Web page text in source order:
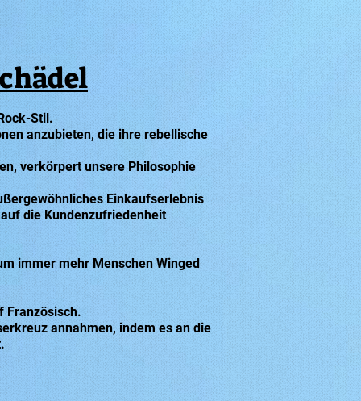
Stil.
anzubieten, die ihre rebellische
verkörpert unsere Philosophie
Einkaufserlebnis
die Kundenzufriedenheit
immer mehr Menschen Winged
Französisch.
annahmen, indem es an die